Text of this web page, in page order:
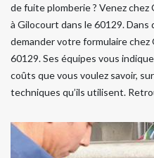
de fuite plomberie ? Venez
à Gilocourt dans le 60129. Dans
demander votre formulaire
60129. Ses équipes vous
coûts que vous voulez savoir,
techniques qu’ils utilisent.